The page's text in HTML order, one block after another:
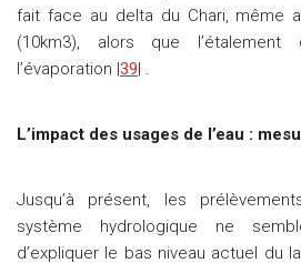
fait face au delta du Chari, même
(10km3), alors que l’étalement
l’évaporation |39| .
L’impact des usages de l’eau :
Jusqu’à présent, les
système hydrologique ne
d’expliquer le bas niveau actuel du